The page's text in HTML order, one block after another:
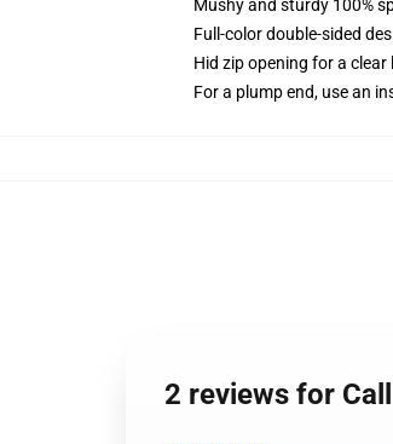
Mushy and sturdy 100%
Full-color double-sided
Hid zip opening for a
For a plump end, use an
2 reviews for